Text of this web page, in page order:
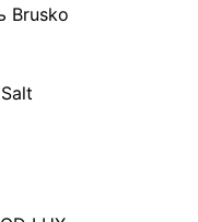
Brusko